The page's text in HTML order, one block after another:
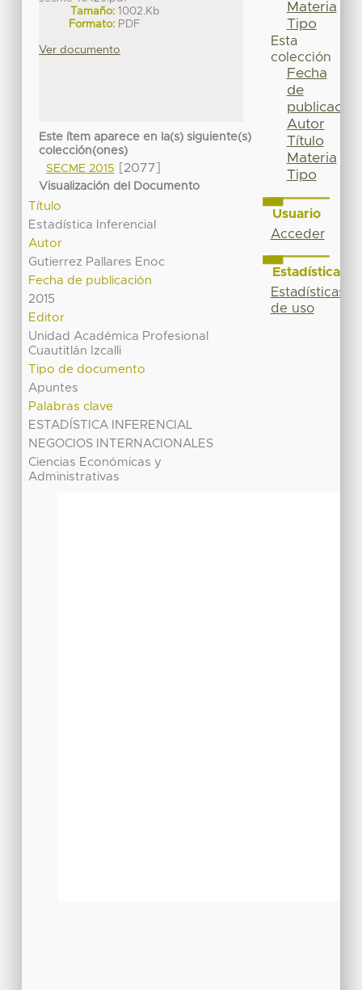
Tamaño: 1002.Kb
Formato: PDF
Ver documento
Este ítem aparece en la(s) siguiente(s)
colección(ones)
SECME 2015
[2077]
Visualización del Documento
Título
Estadística Inferencial
Autor
Gutierrez Pallares Enoc
Fecha de publicación
2015
Editor
Unidad Académica Profesional
Cuautitlán Izcalli
Tipo de documento
Apuntes
Palabras clave
ESTADÍSTICA INFERENCIAL
NEGOCIOS INTERNACIONALES
Ciencias Económicas y
Administrativas
Materia
Tipo
Esta
colección
Fecha
de
publicación
Autor
Título
Materia
Tipo
Usuario
Acceder
Estadísticas
Estadísticas
de uso